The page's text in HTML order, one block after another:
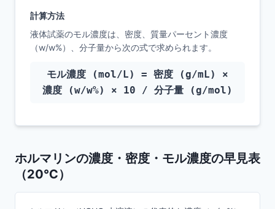
計算方法
液体試薬のモル濃度は、密度、質量パーセント濃度
（w/w%）、分子量から次の式で求められます。
モル濃度 (mol/L) = 密度 (g/mL) ×
濃度 (w/w%) × 10 / 分子量 (g/mol)
ホルマリンの濃度・密度・モル濃度の早見表
（20℃）